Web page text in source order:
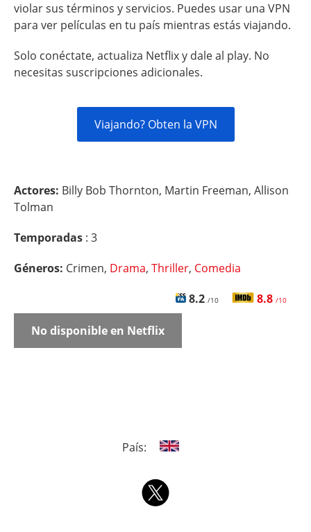
violar sus términos y servicios. Puedes usar una VPN
para ver películas en tu país mientras estás viajando.
Solo conéctate, actualiza Netflix y dale al play. No
necesitas suscripciones adicionales.
Viajando? Obten la VPN
Actores: Billy Bob Thornton, Martin Freeman, Allison
Tolman
Temporadas : 3
Géneros: Crimen, Drama, Thriller, Comedia
8.2 /10 8.8 /10
No disponible en Netflix
País: